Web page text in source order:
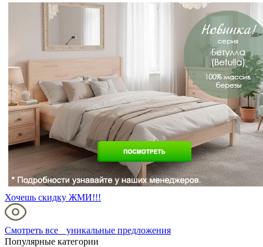
Хочешь скидку ЖМИ!!!
Смотреть все уникальные предложения
Популярные категории